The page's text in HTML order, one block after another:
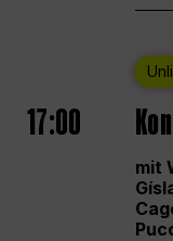
17:00
mit